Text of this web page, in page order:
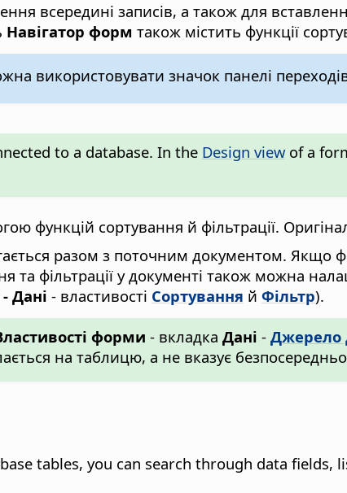
всередині записів, а також для
Навігатор форм також містить функції
використовувати значок панелі
to a database. In the Design viewof a
функцій сортування й фільтрації.
разом з поточним документом. Якщо
та фільтрації у документі також можна
Дані - властивості Сортування й Фільтр).
форми - вкладка Дані - Джерело
на таблицю, а не вказує
tables, you can search through data fields,